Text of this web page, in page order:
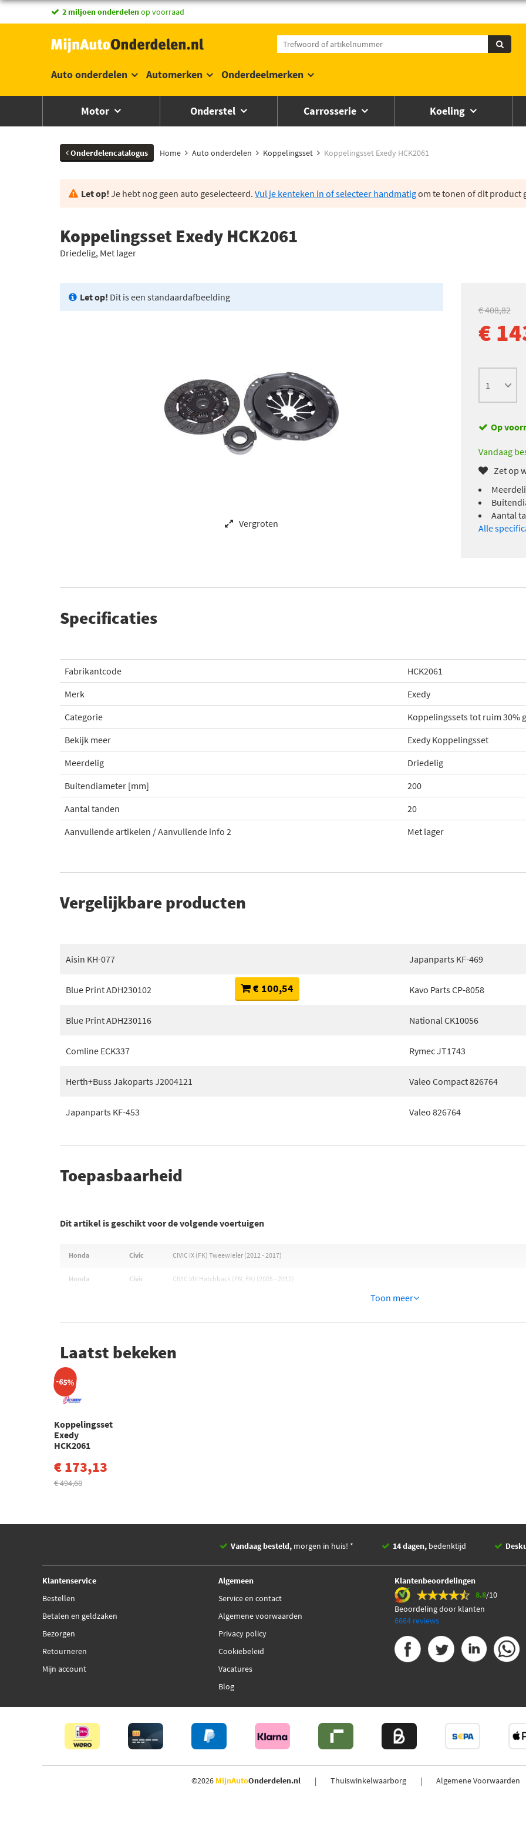
2 miljoen onderdelenop voorraad
Auto onderdelen Automerken Onderdeelmerken
Motor Onderstel Carrosserie Koeling
Onderdelencatalogus Home Auto onderdelen Koppelingsset Koppelingsset Exedy HCK2061
Let op! Je hebt nog geen auto geselecteerd. Vul je kenteken in of selecteer handmatigom te tonen of dit product
Koppelingsset Exedy HCK2061
Driedelig, Met lager
Let op! Dit is een standaardafbeelding
Vergroten
€ 408,82
€
Op
Vandaag
Zet op
Aantal
Alle
Specificaties
Fabrikantcode
HCK2061
Merk
Exedy
Categorie
Koppelingssets tot ruim 30%
Bekijk meer
Exedy Koppelingsset
Meerdelig
Driedelig
Buitendiameter [mm]
200
Aantal tanden
20
Aanvullende artikelen / Aanvullende info 2
Met lager
Vergelijkbare producten
Aisin KH-077
Blue Print ADH230102 € 100,54
Blue Print ADH230116
Comline ECK337
Herth+Buss Jakoparts J2004121
Japanparts KF-453
Japanparts KF-469
Kavo Parts CP-8058
National CK10056
Rymec JT1743
Valeo Compact 826764
Valeo 826764
Toepasbaarheid
Dit artikel is geschikt voor de volgende voertuigen
Honda Civic CIVIC IX (FK) Tweewieler (2012 - 2017)
Honda Civic CIVIC VIII Hatchback (FN, FK) (2005 - 2012)
Toon meer
Laatst bekeken
-65%
Koppelingsset
Exedy
HCK2061
€ 173,13
€ 494,68
Vandaag besteld, morgen in huis! * 14 dagen, bedenktijd
Klantenservice
Bestellen
Betalen en geldzaken
Bezorgen
Retourneren
Mijn account
Algemeen
Service en contact
Algemene voorwaarden
Privacy policy
Cookiebeleid
Vacatures
Blog
Klantenbeoordelingen
8.8/10
Beoordeling door klanten
6664 reviews
©2026 MijnAutoOnderdelen.nl Thuiswinkelwaarborg Algemene Voorwaarden